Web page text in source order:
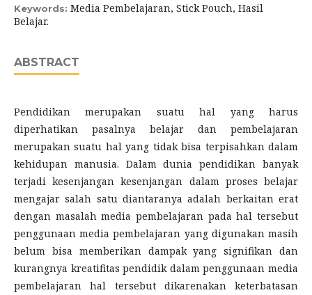
Keywords: Media Pembelajaran, Stick Pouch, Hasil
Belajar.
ABSTRACT
Pendidikan merupakan suatu hal yang harus
diperhatikan pasalnya belajar dan pembelajaran
merupakan suatu hal yang tidak bisa terpisahkan dalam
kehidupan manusia. Dalam dunia pendidikan banyak
terjadi kesenjangan kesenjangan dalam proses belajar
mengajar salah satu diantaranya adalah berkaitan erat
dengan masalah media pembelajaran pada hal tersebut
penggunaan media pembelajaran yang digunakan masih
belum bisa memberikan dampak yang signifikan dan
kurangnya kreatifitas pendidik dalam penggunaan media
pembelajaran hal tersebut dikarenakan keterbatasan